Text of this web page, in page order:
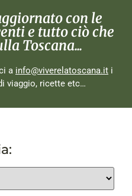
con le
e tutto ciò che
Toscana...
a info@viverelatoscana.it i
viaggio, ricette etc…